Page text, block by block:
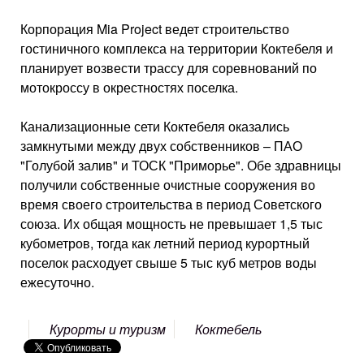
Корпорация Mia Project ведет строительство
гостиничного комплекса на территории Коктебеля и
планирует возвести трассу для соревнований по
мотокроссу в окрестностях поселка.
Канализационные сети Коктебеля оказались
замкнутыми между двух собственников – ПАО
"Голубой залив" и ТОСК "Приморье". Обе здравницы
получили собственные очистные сооружения во
время своего строительства в период Советского
союза. Их общая мощность не превышает 1,5 тыс
кубометров, тогда как летний период курортный
поселок расходует свыше 5 тыс куб метров воды
ежесуточно.
Курорты и туризм Коктебель